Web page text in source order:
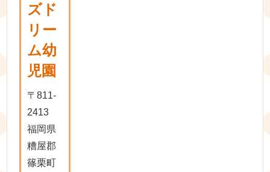
ズド
リー
ム幼
児園
〒811-
2413
福岡県
糟屋郡
篠栗町